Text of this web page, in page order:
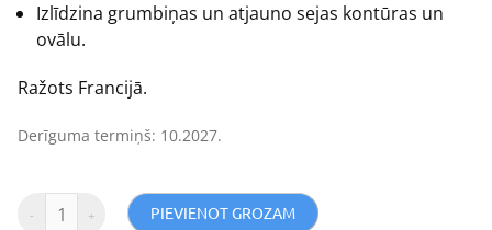
Izlīdzina grumbiņas un atjauno sejas kontūras un
ovālu.
Ražots Francijā.
Derīguma termiņš: 10.2027.
PIEVIENOT GROZAM